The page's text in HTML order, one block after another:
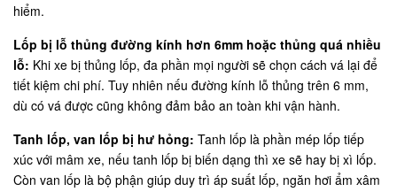
hiểm.
Lốp bị lỗ thủng đường kính hơn 6mm hoặc thủng quá nhiều
lỗ: Khi xe bị thủng lốp, đa phần mọi người sẽ chọn cách vá lại để
tiết kiệm chi phí. Tuy nhiên nếu đường kính lỗ thủng trên 6 mm,
dù có vá được cũng không đảm bảo an toàn khi vận hành.
Tanh lốp, van lốp bị hư hỏng: Tanh lốp là phần mép lốp tiếp
xúc với mâm xe, nếu tanh lốp bị biến dạng thì xe sẽ hay bị xì lốp.
Còn van lốp là bộ phận giúp duy trì áp suất lốp, ngăn hơi ẩm xâm